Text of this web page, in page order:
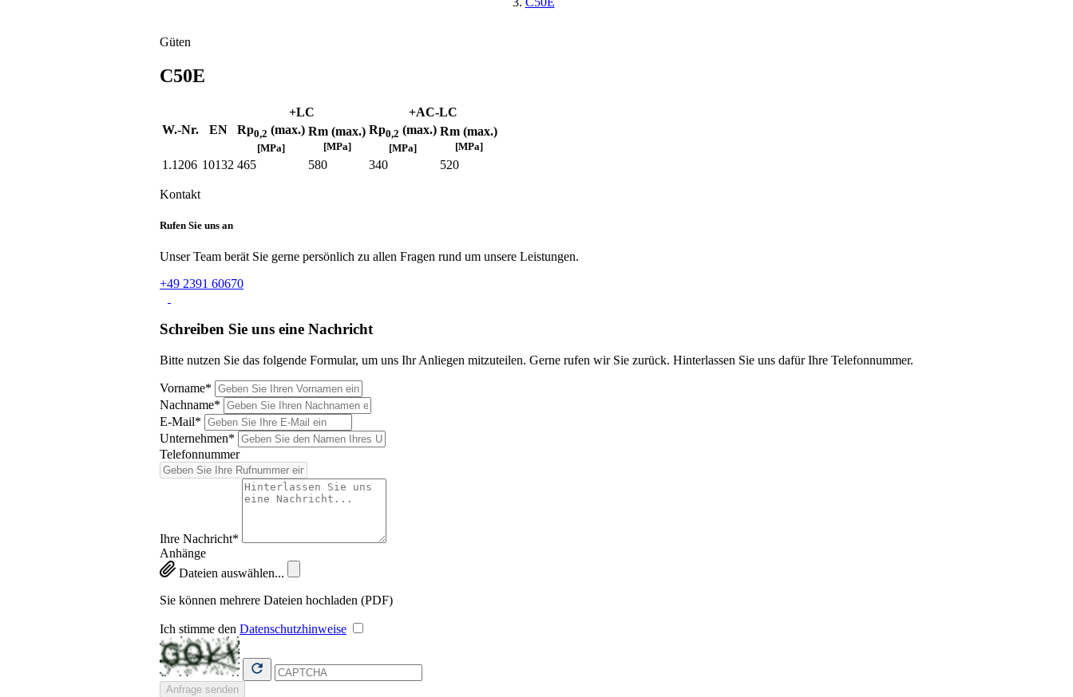
Güten
C50E
W.-Nr. EN
+LC
+AC-LC
Rp0,2 (max.)
[MPa]
Rm (max.)
[MPa]
Rp0,2 (max.)
[MPa]
Rm (max.)
[MPa]
1.1206 10132 465 580 340 520
Kontakt
Rufen Sie uns an
Unser Team berät Sie gerne persönlich zu allen Fragen rund um unsere Leistungen.
+49 2391 60670
Schreiben Sie uns eine Nachricht
Bitte nutzen Sie das folgende Formular, um uns Ihr Anliegen mitzuteilen. Gerne rufen wir Sie zurück. Hinterlassen Sie uns dafür Ihre Telefonnummer.
Vorname*
Nachname*
E-Mail*
Unternehmen*
Telefonnummer
Ihre Nachricht*
Anhänge
Dateien auswählen...
Sie können mehrere Dateien hochladen (PDF)
Ich stimme den Datenschutzhinweise
Anfrage senden